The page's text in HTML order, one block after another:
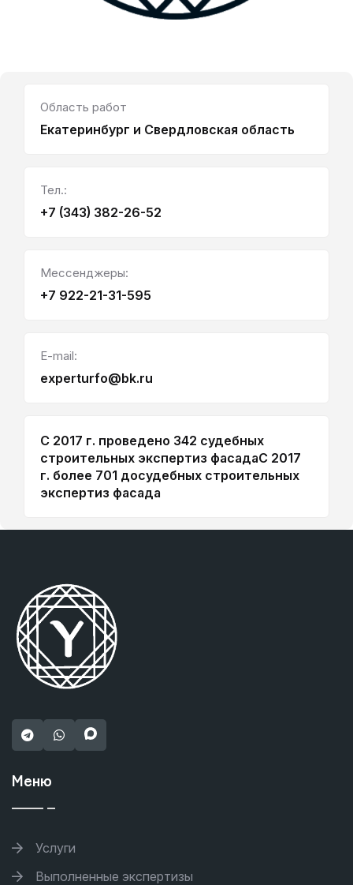
Область работ
Екатеринбург и Свердловская область
Тел.:
+7 (343) 382-26-52
Мессенджеры:
+7 922-21-31-595
E-mail:
experturfo@bk.ru
С 2017 г. проведено 342 судебных
строительных экспертиз фасадаС 2017
г. более 701 досудебных строительных
экспертиз фасада
Меню
Услуги
Выполненные экспертизы